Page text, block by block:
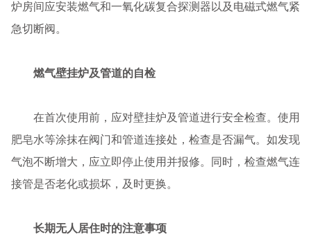
炉房间应安装燃气和一氧化碳复合探测器以及电磁式燃气紧
急切断阀。
燃气壁挂炉及管道的自检
在首次使用前，应对壁挂炉及管道进行安全检查。使用
肥皂水等涂抹在阀门和管道连接处，检查是否漏气。如发现
气泡不断增大，应立即停止使用并报修。同时，检查燃气连
接管是否老化或损坏，及时更换。
长期无人居住时的注意事项